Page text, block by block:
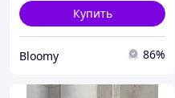
Купить
Bloomy 86%